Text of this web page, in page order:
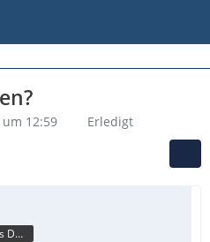
12:59 Erledigt
aka Rettich, ehemals DAU